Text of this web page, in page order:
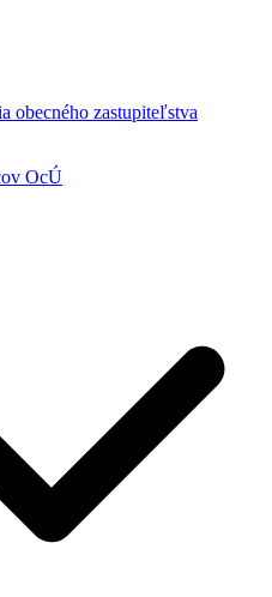
obecného zastupiteľstva
OcÚ